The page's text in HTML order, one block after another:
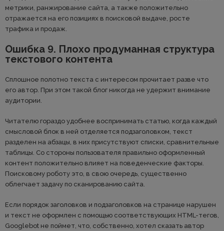
метрики, ранжирование сайта, а также положительно
отражается на его позициях в поисковой выдаче, росте
трафика и продаж.
Ошибка 9. Плохо продуманная структура
текстового контента
Сплошное полотно текста с интересом прочитает разве что
его автор. При этом такой блог никогда не удержит внимание
аудитории.
Читателю гораздо удобнее воспринимать статью, когда каждый
смысловой блок в ней отделяется подзаголовком, текст
разделен на абзацы, в них присутствуют списки, сравнительные
таблицы. Со стороны пользователя правильно оформленный
контент положительно влияет на поведенческие факторы.
Поисковому роботу это, в свою очередь, существенно
облегчает задачу по сканированию сайта.
Если порядок заголовков и подзаголовков на странице нарушен
и текст не оформлен с помощью соответствующих HTML-тегов,
Googlebot не поймет, что, собственно, хотел сказать автор